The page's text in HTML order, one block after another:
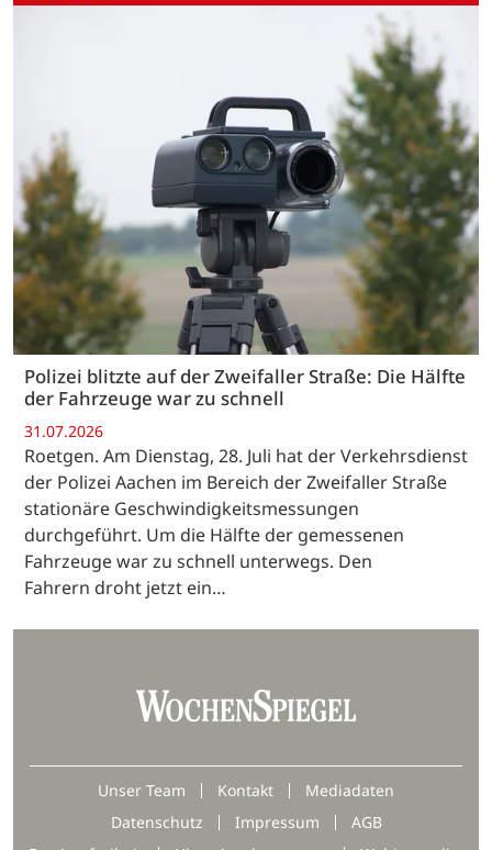
Polizei blitzte auf der Zweifaller Straße: Die Hälfte
der Fahrzeuge war zu schnell
31.07.2026
Roetgen. Am Dienstag, 28. Juli hat der Verkehrsdienst
der Polizei Aachen im Bereich der Zweifaller Straße
stationäre Geschwindigkeitsmessungen
durchgeführt. Um die Hälfte der gemessenen
Fahrzeuge war zu schnell unterwegs. Den
Fahrern droht jetzt ein…
Unser Team Kontakt
Mediadaten
Datenschutz
Impressum
AGB